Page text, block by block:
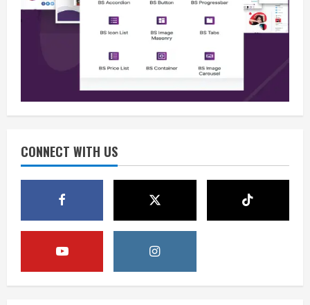
CONNECT WITH US
Berita
Situasi Nasional Aman, Publik Diminta
Waspadai Provokasi Jelang HUT RI
August 8, 2026
3
Opini
Situasi Nasional Aman Harus Dijaga
HUT RI ke-81 Momentum Menjaga
Stabilitas, Keamanan, dan Optimisme
August 8, 2026